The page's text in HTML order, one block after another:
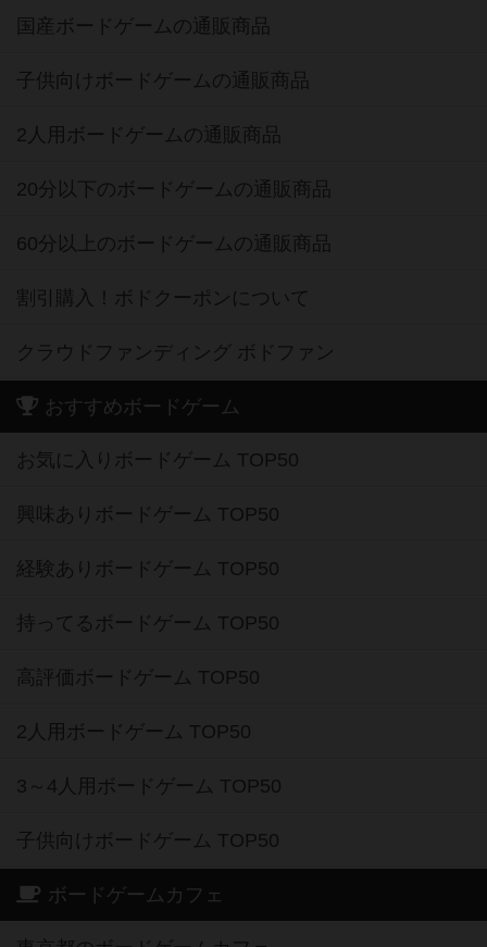
国産ボードゲームの通販商品
子供向けボードゲームの通販商品
2人用ボードゲームの通販商品
20分以下のボードゲームの通販商品
60分以上のボードゲームの通販商品
割引購入！ボドクーポンについて
クラウドファンディング ボドファン
おすすめボードゲーム
お気に入りボードゲーム TOP50
興味ありボードゲーム TOP50
経験ありボードゲーム TOP50
持ってるボードゲーム TOP50
高評価ボードゲーム TOP50
2人用ボードゲーム TOP50
3～4人用ボードゲーム TOP50
子供向けボードゲーム TOP50
ボードゲームカフェ